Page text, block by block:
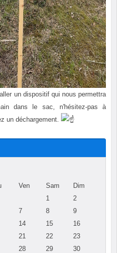
un dispositif qui nous permettra
dans le sac, n'hésitez-pas à
un déchargement.
Ven Sam
Dim
1
2
7 8
9
14 15
16
21 22
23
28 29
30